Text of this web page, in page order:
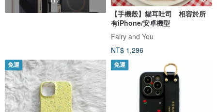
【手機殼】貓耳吐司 相容於所
有iPhone/安卓機型
Fairy and You
NT$ 1,296
免運 免運